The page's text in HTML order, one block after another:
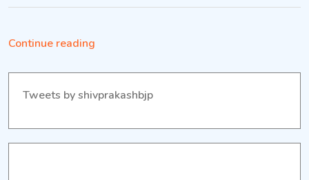
Continue reading
Tweets by shivprakashbjp